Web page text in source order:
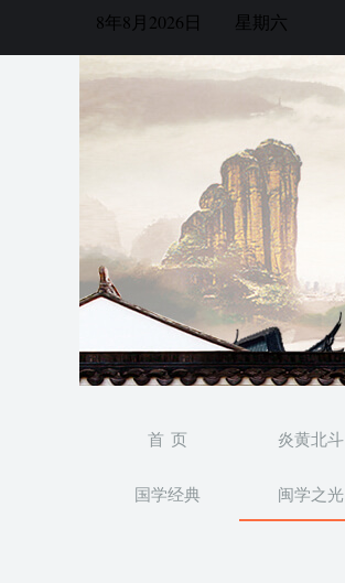
8年8月2026日 星期六
首 页 炎黄北斗
国学经典 闽学之光